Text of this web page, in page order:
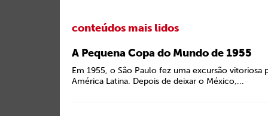
conteúdos mais lidos
A Pequena Copa do Mundo de 1955
Em 1955, o São Paulo fez uma excursão vitoriosa
América Latina. Depois de deixar o México,...